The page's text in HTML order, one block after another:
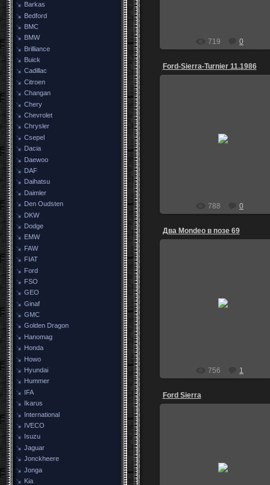
Barkas
Bedford
BMC
BMW
Brilliance
Buick
Cadillac
Citroen
Changan
Chery
Chevrolet
Chrysler
Csepel
Dacia
Daewoo
DAF
Daihatsu
Daimler
Den Oudsten
DKW
Dodge
EMW
FAW
FIAT
Ford
FSO
GEO
Ginaf
GMC
Golden Dragon
Hanomag
Honda
Howo
Hyundai
Hummer
IFA
Ikarus
International
IVECO
Isuzu
Jaguar
Jonckheere
Jonga
Kia
719 0
Ford-Sierra-Turnier 11.1986
788 0
Два Mondeo в позе 69
756 1
Ford Sierra
Самара 2014
http://vk.com/club.darkamon163